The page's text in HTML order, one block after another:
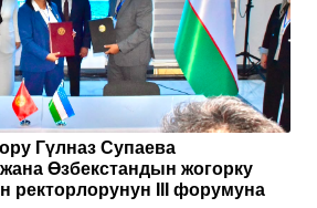
Гүлназ Супаева
Өзбекстандын жогорку
ректорлорунун III форумуна